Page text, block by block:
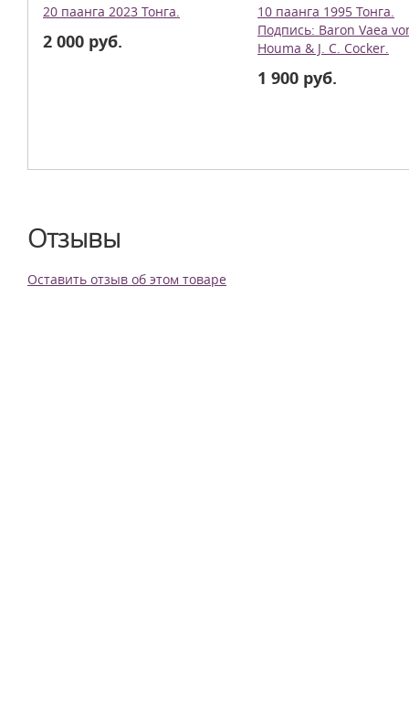
20 паанга 2023 Тонга.
2 000 руб.
10 паанга 1995 Тонга.
Подпись: Baron Vaea
Houma & J. C. Cocker.
1 900 руб.
Отзывы
Оставить отзыв об этом товаре